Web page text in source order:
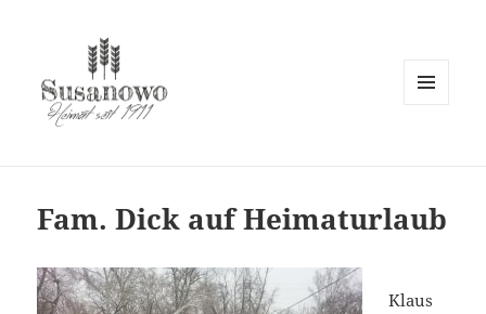
Fam. Dick auf Heimaturlaub
Klaus